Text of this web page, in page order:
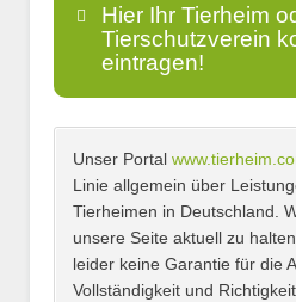
Hier Ihr Tierheim
Tierschutzverein
eintragen!
Name*
E-Mail*
Unser Portal
Linie allgemein über
Tierheimen in Deutschland.
unsere Seite aktuell zu
leider keine Garantie für die
Vollständigkeit und